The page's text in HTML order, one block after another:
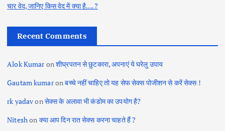
चार वेद, जानिए किस वेद में क्या है….?
Recent Comments
Alok Kumaronशीघ्रपतन से छुटकारा, अपनाएं ये घरेलु उपाय
Gautam kumaronबच्चे नहीं चाहिए तो यह सेफ सेक्स पोजीशन से करें सेक्स !
rk yadavonसेक्स के अलावा भी कंडोम का उपयोग है?
Niteshon क्या आप दिन रात सेक्स करना चाहते हैं ?